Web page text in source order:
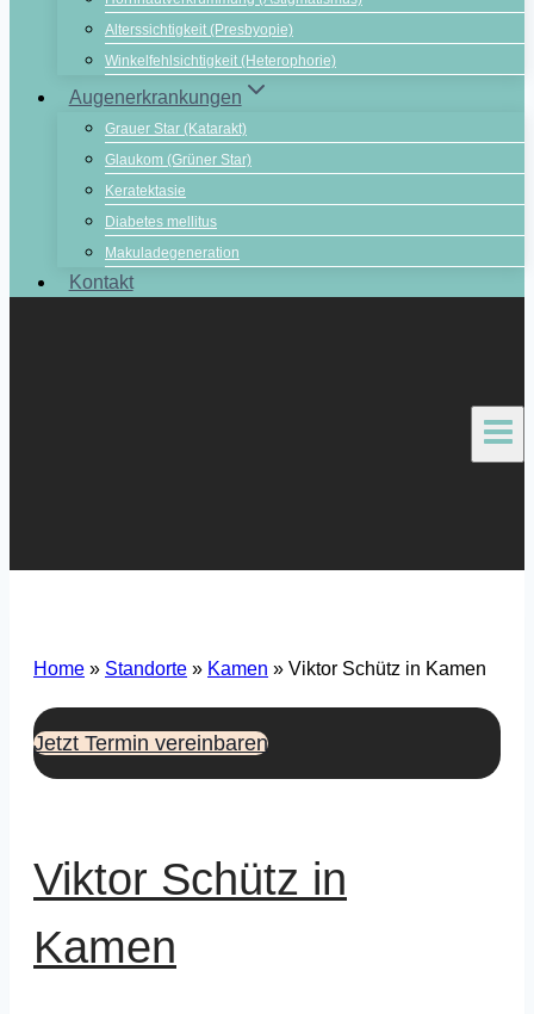
Alterssichtigkeit (Presbyopie)
Winkelfehlsichtigkeit (Heterophorie)
Augenerkrankungen
Grauer Star (Katarakt)
Glaukom (Grüner Star)
Keratektasie
Diabetes mellitus
Makuladegeneration
Kontakt
Home » Standorte » Kamen » Viktor Schütz in Kamen
Jetzt Termin vereinbaren
Viktor Schütz in
Kamen